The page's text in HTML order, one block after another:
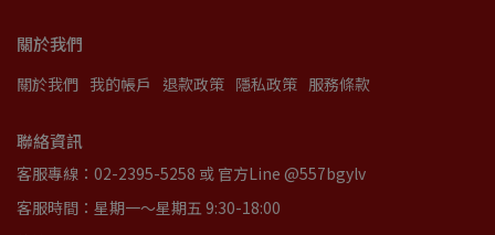
關於我們
關於我們 我的帳戶 退款政策 隱私政策 服務條款
聯絡資訊
客服專線：02-2395-5258 或 官方Line @557bgylv
客服時間：星期一～星期五 9:30-18:00